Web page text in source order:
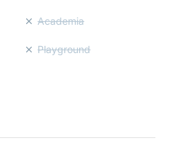
Academia
Playground